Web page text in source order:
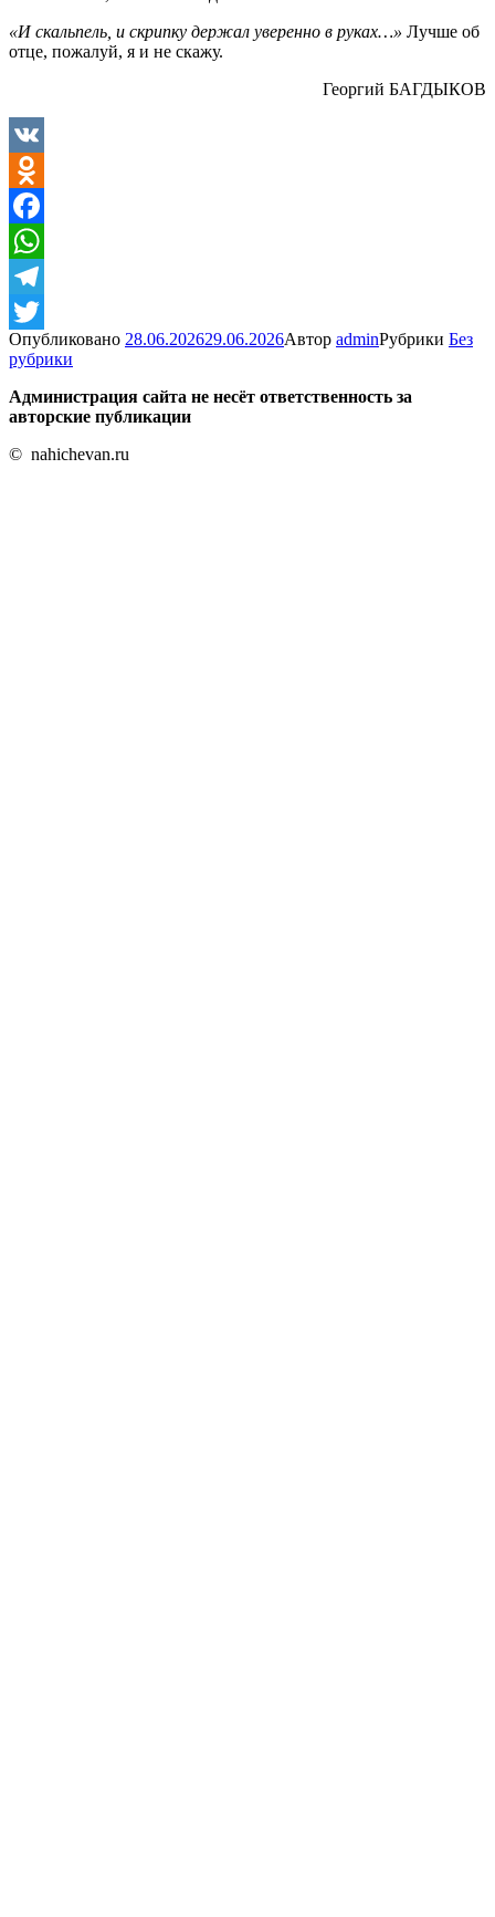
«И скальпель, и скрипку держал уверенно в руках…» Лучше об
отце, пожалуй, я и не скажу.
Георгий БАГДЫКОВ
VK
Odnoklassniki
Facebook
WhatsApp
Telegram
Twitter
Опубликовано 28.06.202629.06.2026Автор adminРубрики Без
рубрики
Администрация сайта не несёт ответственность за
авторские публикации
© nahichevan.ru